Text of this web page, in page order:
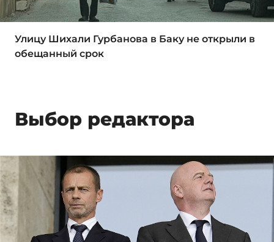
Улицу Шихали Гурбанова в Баку не открыли в
обещанный срок
Выбор редактора